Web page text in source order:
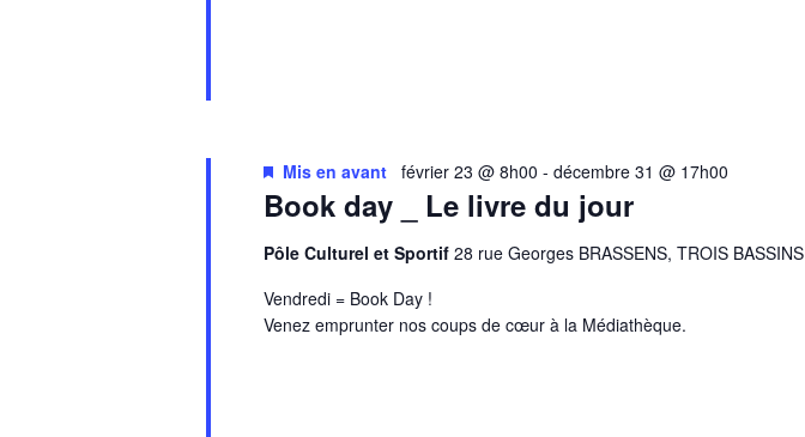
Book day _ Le livre du jour
Mis en avant février 23 @ 8h00 - décembre 31 @ 17h00
Pôle Culturel et Sportif 28 rue Georges BRASSENS, TROIS BASSINS
Vendredi = Book Day !
Venez emprunter nos coups de cœur à la Médiathèque.